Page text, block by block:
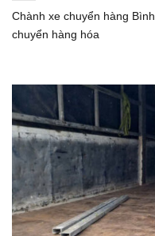
Chành xe chuyển hàng
chuyển hàng hóa